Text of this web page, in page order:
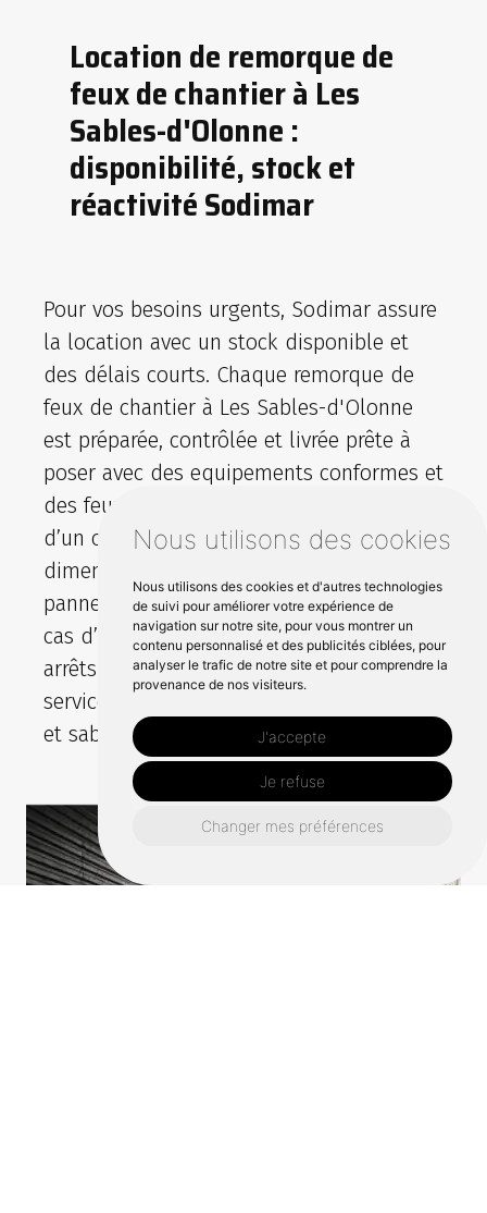
Nous utilisons des cookies
Nous utilisons des cookies et d'autres technologies
de suivi pour améliorer votre expérience de
navigation sur notre site, pour vous montrer un
contenu personnalisé et des publicités ciblées, pour
analyser le trafic de notre site et pour comprendre la
provenance de nos visiteurs.
J'accepte
Je refuse
Changer mes préférences
Location de remorque de
feux de chantier à Les
Sables-d'Olonne :
disponibilité, stock et
réactivité Sodimar
Pour vos besoins urgents, Sodimar assure
la location avec un stock disponible et
des délais courts. Chaque remorque de
feux de chantier à Les Sables-d'Olonne
est préparée, contrôlée et livrée prête à
poser avec des equipements conformes et
des feux performants. Vous profitez aussi
d’un conseil rapide sur le
dimensionnement et le choix des
panneaux pour sécuriser vos alternats. En
cas d’imprévu, notre réactivité limite les
arrêts de chantier et facilite la remise en
service. Intervention possible sur olonne
et sables.